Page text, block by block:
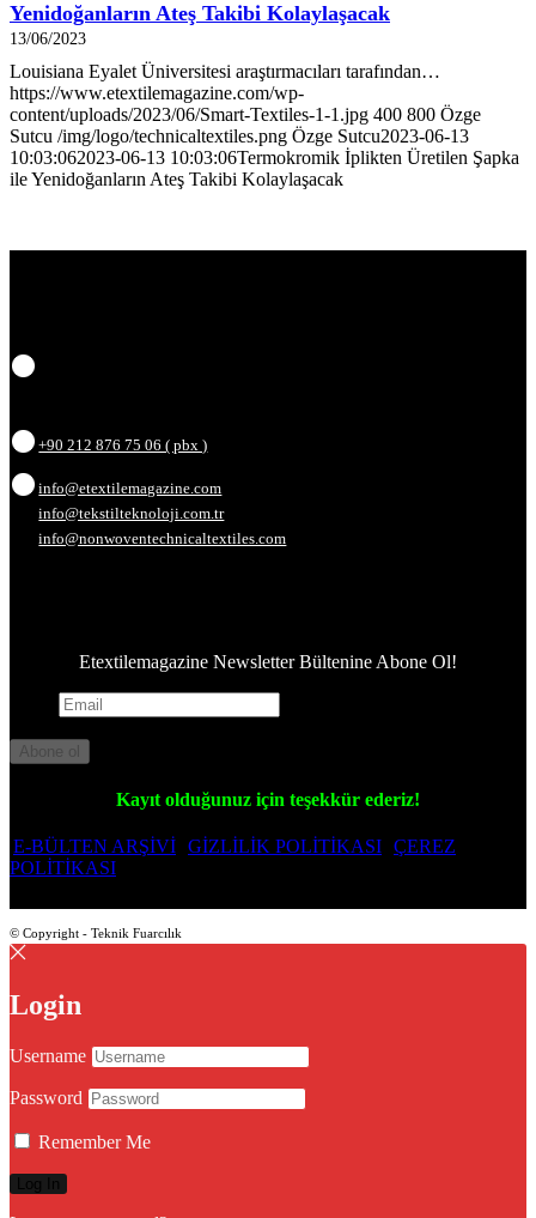
Yenidoğanların Ateş Takibi Kolaylaşacak
13/06/2023
Louisiana Eyalet Üniversitesi araştırmacıları tarafından…
https://www.etextilemagazine.com/wp-
content/uploads/2023/06/Smart-Textiles-1-1.jpg 400 800 Özge
Sutcu /img/logo/technicaltextiles.png Özge Sutcu2023-06-13
10:03:062023-06-13 10:03:06Termokromik İplikten Üretilen Şapka
ile Yenidoğanların Ateş Takibi Kolaylaşacak
+90 212 876 75 06 ( pbx )
info@etextilemagazine.com
info@tekstilteknoloji.com.tr
info@nonwoventechnicaltextiles.com
Etextilemagazine Newsletter Bültenine Abone Ol!
Abone ol
Kayıt olduğunuz için teşekkür ederiz!
E-BÜLTEN ARŞİVİ GİZLİLİK POLİTİKASI ÇEREZ
POLİTİKASI
© Copyright - Teknik Fuarcılık
Login
Username
Password
Remember Me